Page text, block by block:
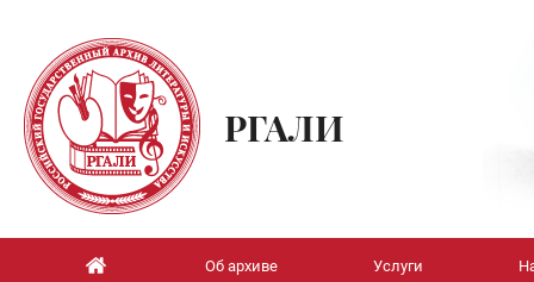
РГАЛИ
Об архиве Услуги